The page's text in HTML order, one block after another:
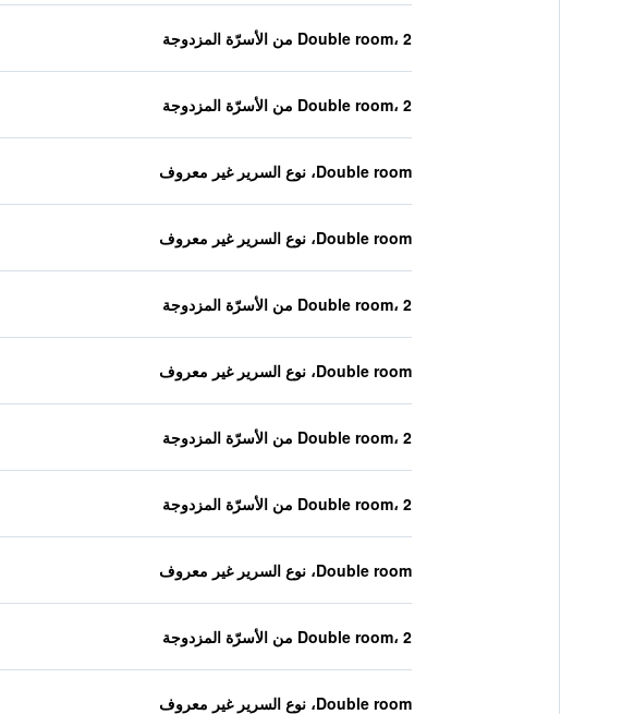
Double room، 2 من الأسرّة المزدوجة
Double room، 2 من الأسرّة المزدوجة
Double room، نوع السرير غير معروف
Double room، نوع السرير غير معروف
Double room، 2 من الأسرّة المزدوجة
Double room، نوع السرير غير معروف
Double room، 2 من الأسرّة المزدوجة
Double room، 2 من الأسرّة المزدوجة
Double room، نوع السرير غير معروف
Double room، 2 من الأسرّة المزدوجة
Double room، نوع السرير غير معروف